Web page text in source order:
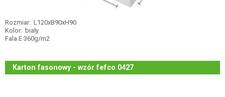
Rozmiar: L120xB90xH90
Kolor: biały
Fala E 360g/m2
Karton fasonowy - wzór fefco 0427